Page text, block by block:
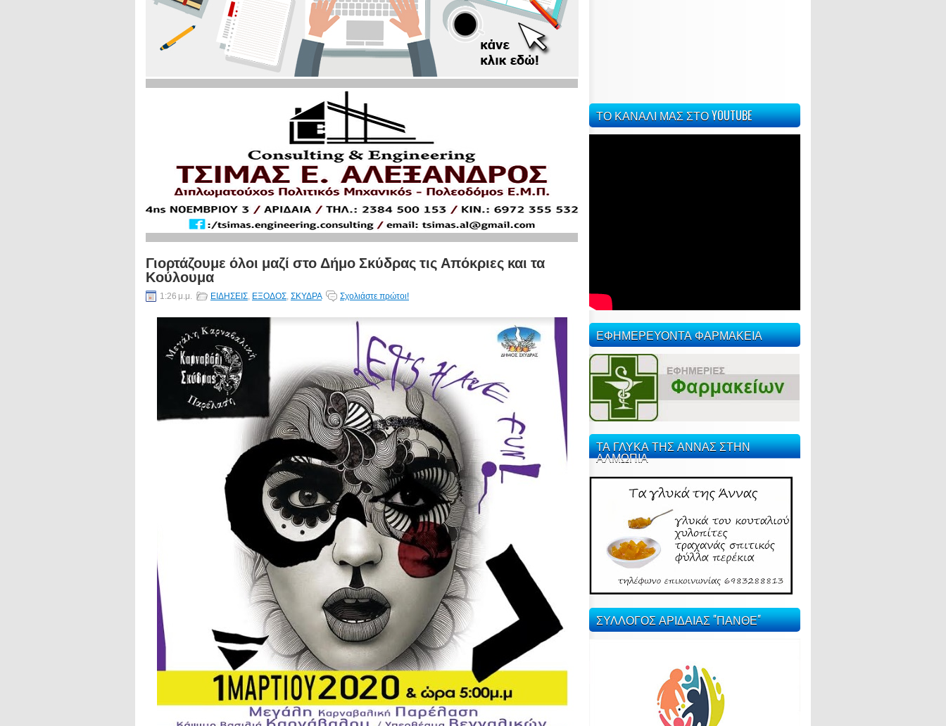
Γιορτάζουμε όλοι μαζί στο Δήμο Σκύδρας τις Απόκριες και τα
Κούλουμα
1:26 μ.μ. ΕΙΔΗΣΕΙΣ, ΕΞΟΔΟΣ, ΣΚΥΔΡΑ Σχολιάστε πρώτοι!
ΤΟ ΚΑΝΑΛΙ ΜΑΣ ΣΤΟ YOUTUBE
ΕΦΗΜΕΡΕΥΟΝΤΑ ΦΑΡΜΑΚΕΙΑ
ΤΑ ΓΛΥΚΑ ΤΗΣ ΑΝΝΑΣ ΣΤΗΝ
ΑΛΜΩΠΙΑ
ΣΥΛΛΟΓΟΣ ΑΡΙΔΑΙΑΣ "ΠΑΝΘΕ"